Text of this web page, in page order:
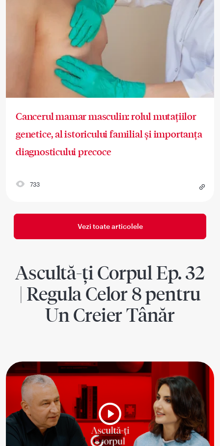
Cancerul mamar masculin: rolul mutațiilor
genetice, al istoricului familial și importanța
diagnosticului precoce
733
Vezi toate articolele
Ascultă-ți Corpul Ep. 32
| Regula Celor 8 pentru
Un Creier Tânăr